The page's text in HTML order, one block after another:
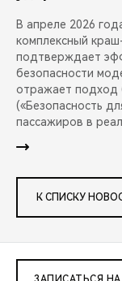
В апреле 2026
комплексный
подтверждает
безопасности
отражает подход
(«Безопасность
пассажиров в
К СПИСКУ